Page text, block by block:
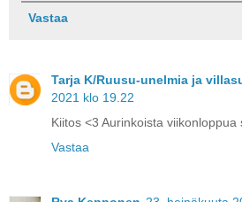
Vastaa
Tarja K/Ruusu-unelmia ja
2021 klo 19.22
Kiitos <3 Aurinkoista
Vastaa